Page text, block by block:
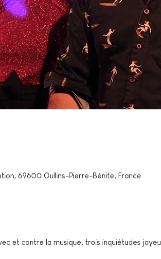
69600 Oullins-Pierre-Bénite, France
et contre la musique, trois inquiétudes